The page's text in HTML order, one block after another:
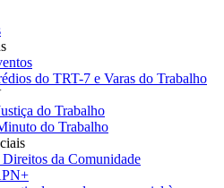
do TRT-7 e Varas do Trabalho
do Trabalho
do Trabalho
da Comunidade